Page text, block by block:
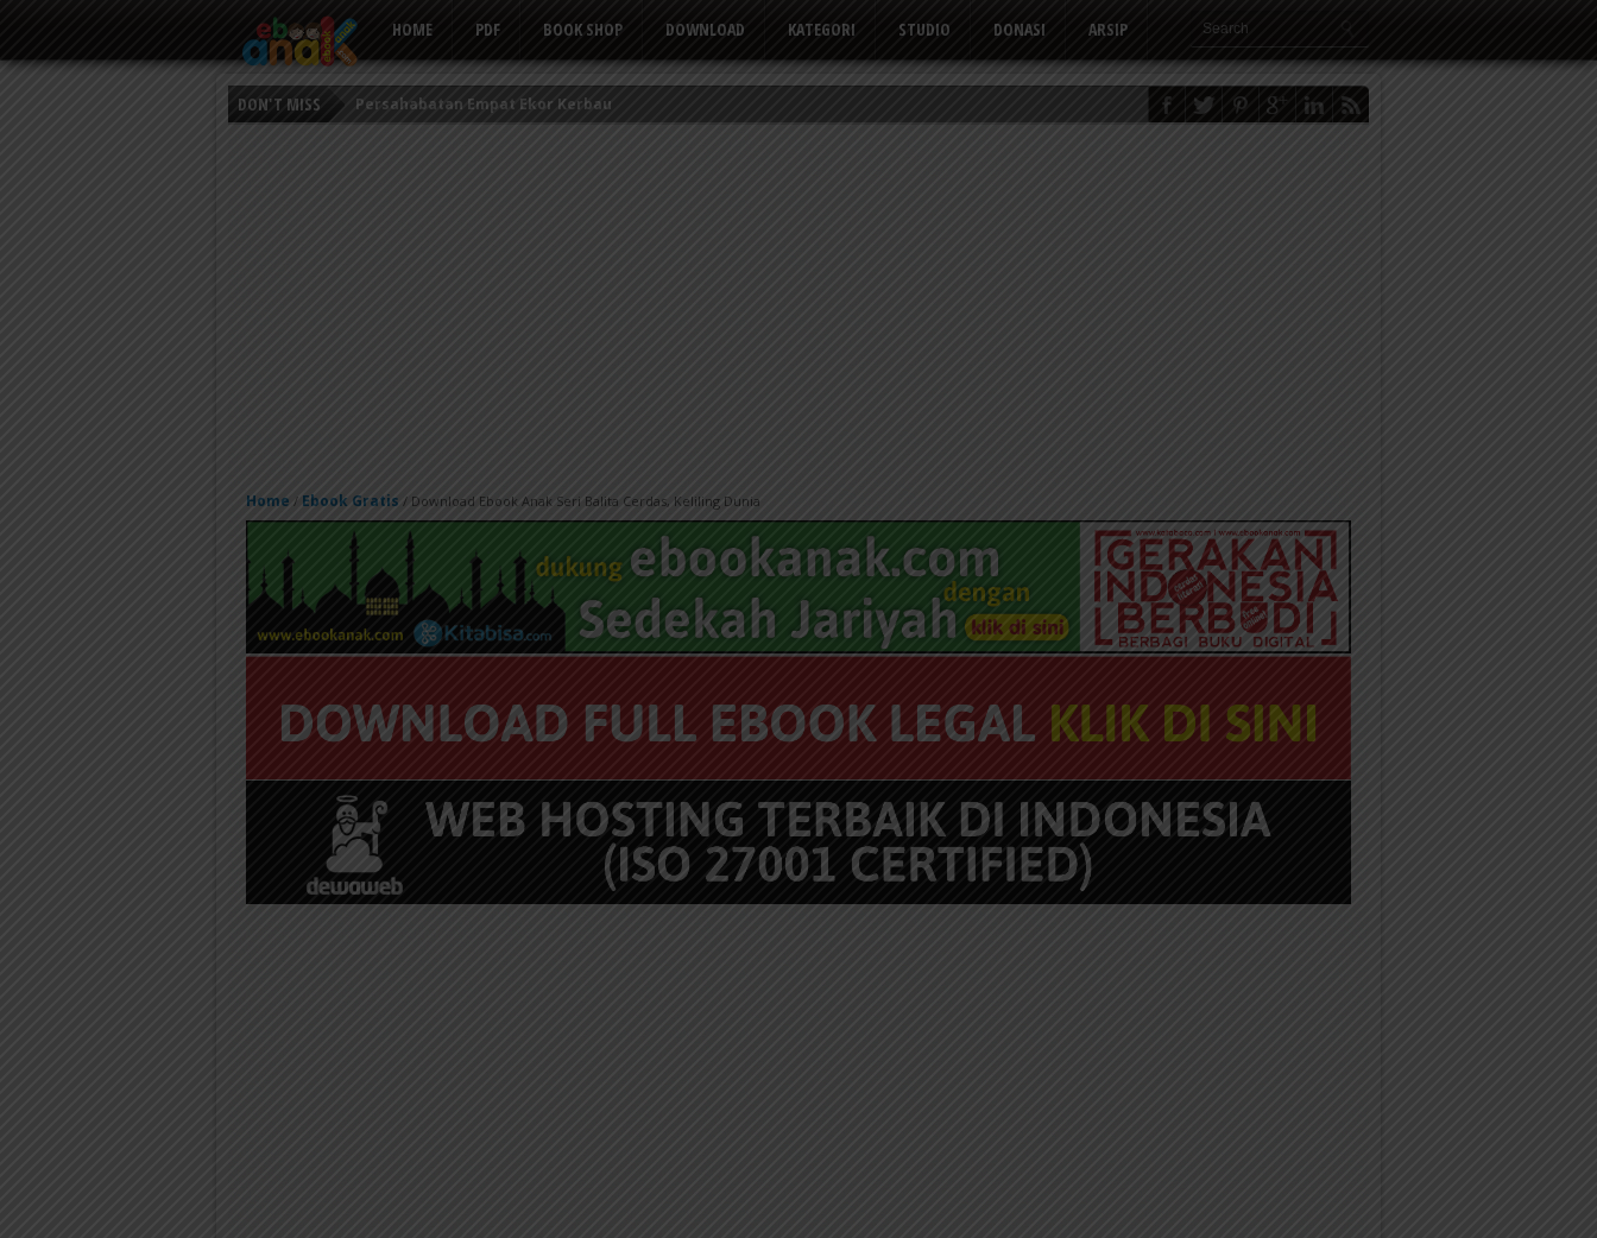
HOME PDF BOOK SHOP DOWNLOAD KATEGORI STUDIO DONASI ARSIP
DON'T MISS
Persahabatan Empat Ekor Kerbau
Home / Ebook Gratis / Download Ebook Anak Seri Balita Cerdas, Keliling Dunia